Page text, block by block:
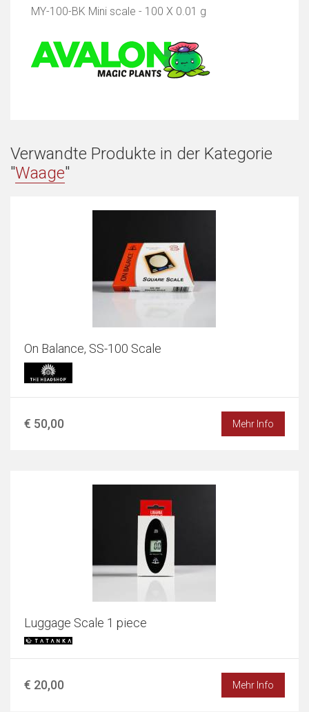
MY-100-BK Mini scale - 100 X 0.01 g
Verwandte Produkte in der Kategorie
"Waage"
On Balance, SS-100 Scale
€ 50,00 Mehr Info
Luggage Scale 1 piece
€ 20,00 Mehr Info